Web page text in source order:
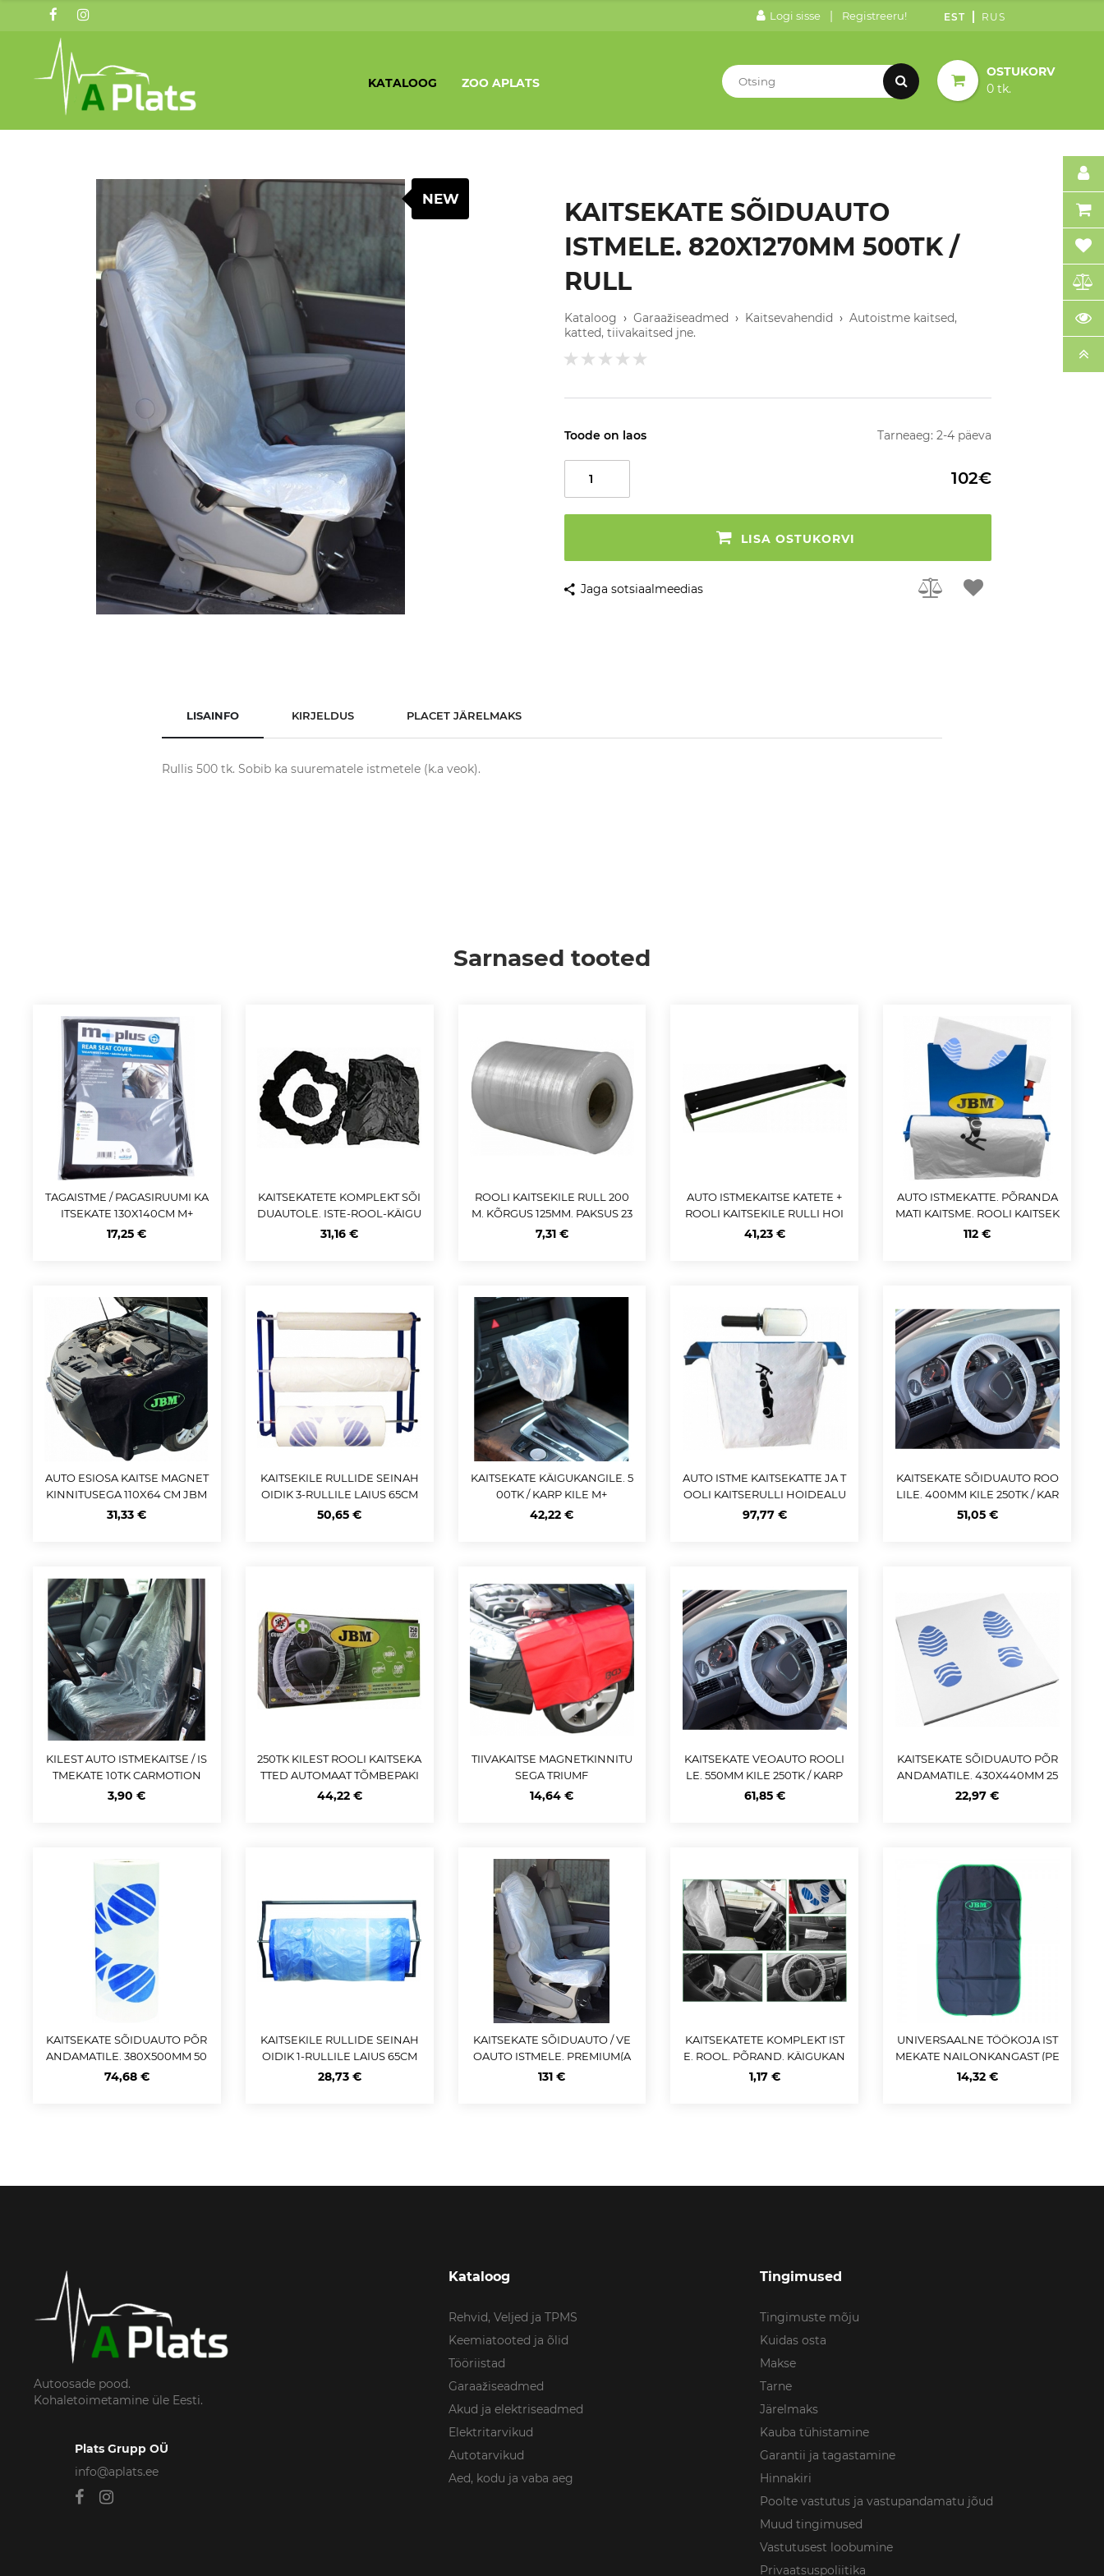
Logi sisse | Registreeru! EST RUS
KATALOOG ZOO APLATS
OSTUKORV
0 tk.
NEW
KAITSEKATE SÕIDUAUTO
ISTMELE. 820X1270MM 500TK /
RULL
Kataloog › Garaažiseadmed › Kaitsevahendid › Autoistme kaitsed,
katted, tiivakaitsed jne.
Toode on laos Tarneaeg: 2-4 päeva
102€
LISA OSTUKORVI
Jaga sotsiaalmeedias
LISAINFO KIRJELDUS PLACET JÄRELMAKS
Rullis 500 tk. Sobib ka suurematele istmetele (k.a veok).
Sarnased tooted
TAGAISTME / PAGASIRUUMI KA
ITSEKATE 130X140CM M+
17,25 €
KAITSEKATETE KOMPLEKT SÕI
DUAUTOLE. ISTE-ROOL-KÄIGU
K. NUPP TRIUMF
31,16 €
ROOLI KAITSEKILE RULL 200
M. KÕRGUS 125MM. PAKSUS 23
MC JBM
7,31 €
AUTO ISTMEKAITSE KATETE +
ROOLI KAITSEKILE RULLI HOI
DERAAM (MAX 735MM) JBM
41,23 €
AUTO ISTMEKATTE. PÕRANDA
MATI KAITSME. ROOLI KAITSEK
ILE RULLI HOIDEALUS JBM
112 €
AUTO ESIOSA KAITSE MAGNET
KINNITUSEGA 110X64 CM JBM
31,33 €
KAITSEKILE RULLIDE SEINAH
OIDIK 3-RULLILE LAIUS 65CM
50,65 €
KAITSEKATE KÄIGUKANGILE. 5
00TK / KARP KILE M+
42,22 €
AUTO ISTME KAITSEKATTE JA T
OOLI KAITSERULLI HOIDEALU
S JBM
97,77 €
KAITSEKATE SÕIDUAUTO ROO
LILE. 400MM KILE 250TK / KAR
P M+
51,05 €
KILEST AUTO ISTMEKAITSE / IS
TMEKATE 10TK CARMOTION
3,90 €
250TK KILEST ROOLI KAITSEKA
TTED AUTOMAAT TÕMBEPAKI
S JBM
44,22 €
TIIVAKAITSE MAGNETKINNITU
SEGA TRIUMF
14,64 €
KAITSEKATE VEOAUTO ROOLI
LE. 550MM KILE 250TK / KARP
M+
61,85 €
KAITSEKATE SÕIDUAUTO PÕR
ANDAMATILE. 430X440MM 25
0TK / RULL JBM
22,97 €
KAITSEKATE SÕIDUAUTO PÕR
ANDAMATILE. 380X500MM 50
0TK / RULL M+
74,68 €
KAITSEKILE RULLIDE SEINAH
OIDIK 1-RULLILE LAIUS 65CM
28,73 €
KAITSEKATE SÕIDUAUTO / VE
OAUTO ISTMELE. PREMIUM(A
NTI-SLIP)820X1270MM 500TK /
131 €
KAITSEKATETE KOMPLEKT IST
E. ROOL. PÕRAND. KÄIGUKAN
G. KÄSIPIDUR 5TK JBM
1,17 €
UNIVERSAALNE TÖÖKOJA IST
MEKATE NAILONKANGAST (PE
STAV) JBM
14,32 €
Autoosade pood.
Kohaletoimetamine üle Eesti.
Plats Grupp OÜ
info@aplats.ee
Kataloog
Rehvid, Veljed ja TPMS
Keemiatooted ja õlid
Tööriistad
Garaažiseadmed
Akud ja elektriseadmed
Elektritarvikud
Autotarvikud
Aed, kodu ja vaba aeg
Tingimused
Tingimuste mõju
Kuidas osta
Makse
Tarne
Järelmaks
Kauba tühistamine
Garantii ja tagastamine
Hinnakiri
Poolte vastutus ja vastupandamatu jõud
Muud tingimused
Vastutusest loobumine
Privaatsuspoliitika